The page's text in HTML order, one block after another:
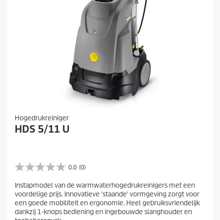
Hogedrukreiniger
HDS 5/11 U
0.0 (0)
0
0
v
a
n
Instapmodel van de warmwaterhogedrukreinigers met een
voordelige prijs. Innovatieve 'staande' vormgeving zorgt voor
een goede mobiliteit en ergonomie. Heel gebruiksvriendelijk
dankzij 1-knops bediening en ingebouwde slanghouder en